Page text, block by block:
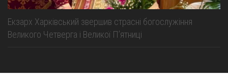
Екзарх Харківський звершив страсні богослужіння
Великого Четверга і Великої Пʼятниці